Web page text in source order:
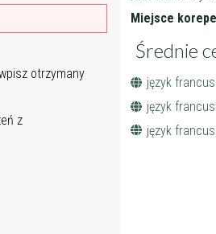
otrzymany
z
Miejsce
Średnie
język
język
język